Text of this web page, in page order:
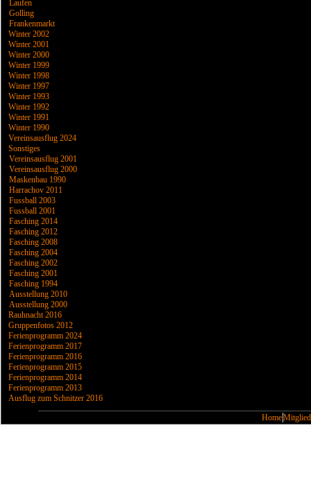
Laufen
Golling
Frankenmarkt
Winter 2002
Winter 2001
Winter 2000
Winter 1999
Winter 1998
Winter 1997
Winter 1993
Winter 1992
Winter 1991
Winter 1990
Vereinsausflug 2024
Sonstiges
Vereinsausflug 2001
Vereinsausflug 2000
Maskenbau 1990
Harrachov 2011
Fussball 2003
Fussball 2001
Fasching 2014
Fasching 2012
Fasching 2008
Fasching 2004
Fasching 2002
Fasching 2001
Fasching 1994
Ausstellung 2010
Ausstellung 2000
Rauhnacht 2016
Gruppenfotos 2012
Ferienprogramm 2024
Ferienprogramm 2017
Ferienprogramm 2016
Ferienprogramm 2015
Ferienprogramm 2014
Ferienprogramm 2013
Ausflug zum Schnitzer 2016
Home